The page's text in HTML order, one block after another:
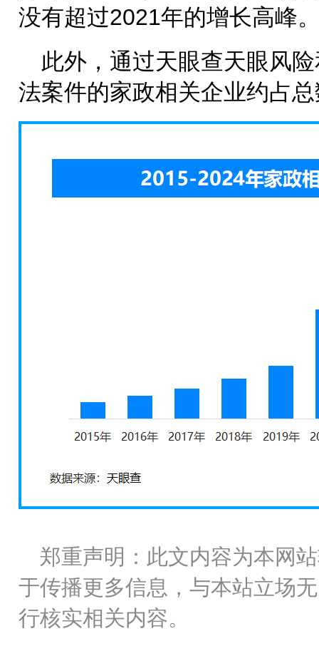
没有超过2021年的增长高峰
此外，通过天眼查天眼风
法案件的家政相关企业约占
郑重声明：此文内容为本网
于传播更多信息，与本站立场
行核实相关内容。